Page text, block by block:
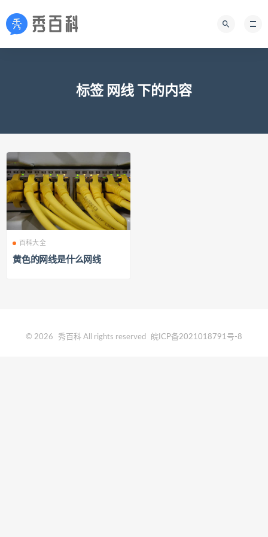
标签 网线 下的内容
百科大全
黄色的网线是什么网线
© 2026 秀百科 All rights reserved 皖ICP备2021018791号-8